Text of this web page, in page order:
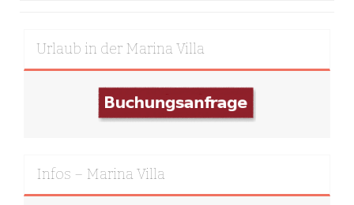
Urlaub in der Marina Villa
Infos – Marina Villa